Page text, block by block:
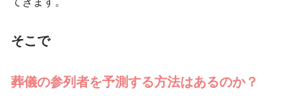
そこで
葬儀の参列者を予測する方法はあるのか？